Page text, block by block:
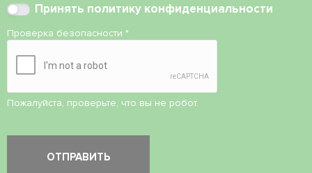
Принять политику конфиденциальности
Проверка безопасности *
Пожалуйста, проверьте, что вы не робот.